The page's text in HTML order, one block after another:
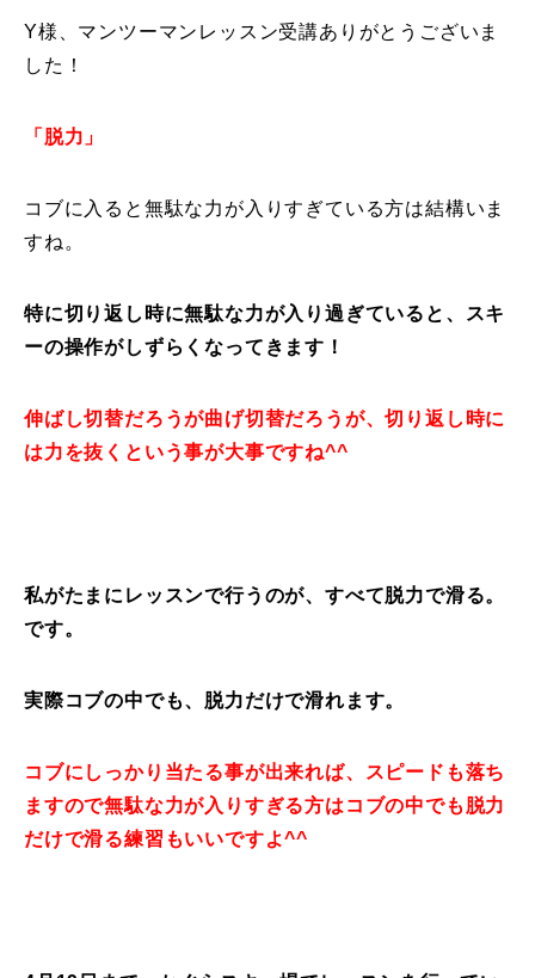
レッスン周辺に関して
最新レッスン動画
コブ斜面の滑り方解説動画
プレゼント
お問合せ
Y様、マンツーマンレッスン受講ありがとうございま
した！
「脱力」
コブに入ると無駄な力が入りすぎている方は結構いま
すね。
特に切り返し時に無駄な力が入り過ぎていると、スキ
ーの操作がしずらくなってきます！
伸ばし切替だろうが曲げ切替だろうが、切り返し時に
は力を抜くという事が大事ですね^^
私がたまにレッスンで行うのが、すべて脱力で滑る。
です。
実際コブの中でも、脱力だけで滑れます。
コブにしっかり当たる事が出来れば、スピードも落ち
ますので無駄な力が入りすぎる方はコブの中でも脱力
だけで滑る練習もいいですよ^^